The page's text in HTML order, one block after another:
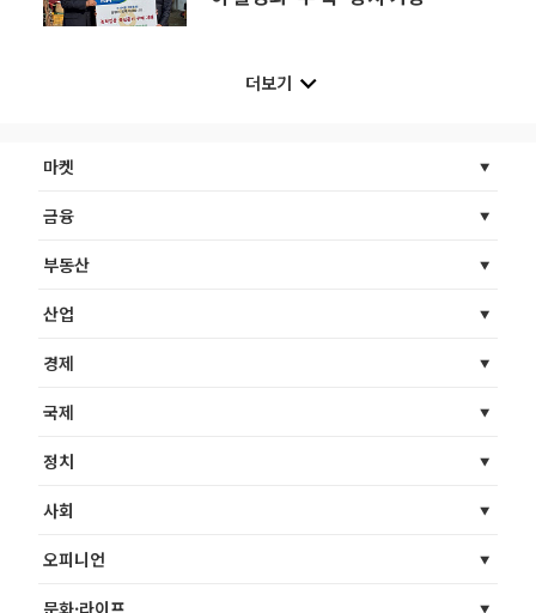
더보기
마켓
금융
부동산
산업
경제
국제
정치
사회
오피니언
문화·라이프